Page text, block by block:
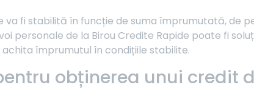
fi stabilită în funcție de suma împrumutată, de
personale de la Birou Credite Rapide poate fi
împrumutul în condițiile stabilite.
obținerea unui credit